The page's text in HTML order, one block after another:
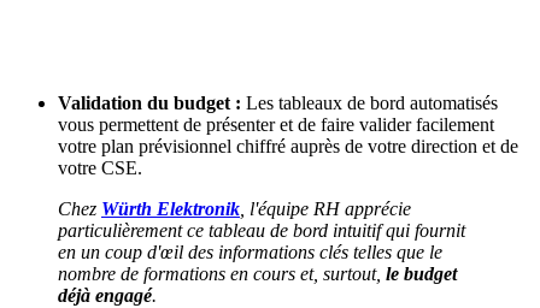
Validation du budget : Les tableaux de bord automatisés
vous permettent de présenter et de faire valider facilement
votre plan prévisionnel chiffré auprès de votre direction et de
votre CSE.
Chez Würth Elektronik , l'équipe RH apprécie
particulièrement ce tableau de bord intuitif qui fournit
en un coup d'œil des informations clés telles que le
nombre de formations en cours et, surtout, le budget
déjà engagé.